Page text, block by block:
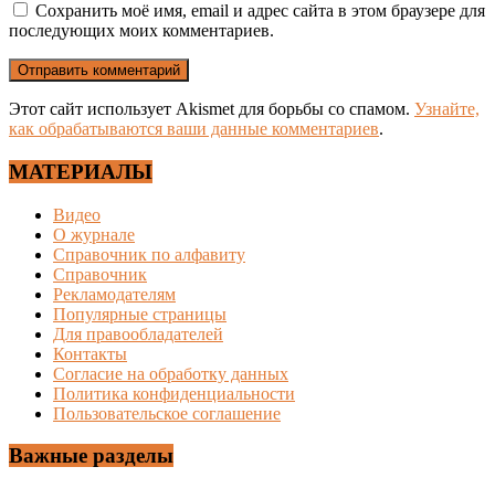
Сохранить моё имя, email и адрес сайта в этом браузере для
последующих моих комментариев.
Этот сайт использует Akismet для борьбы со спамом. Узнайте,
как обрабатываются ваши данные комментариев.
МАТЕРИАЛЫ
Видео
О журнале
Справочник по алфавиту
Справочник
Рекламодателям
Популярные страницы
Для правообладателей
Контакты
Согласие на обработку данных
Политика конфиденциальности
Пользовательское соглашение
Важные разделы